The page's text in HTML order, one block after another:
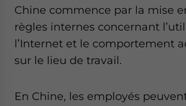
Chine commence par la mise
règles internes concernant
l’Internet et le comportement
sur le lieu de travail.
En Chine, les employés